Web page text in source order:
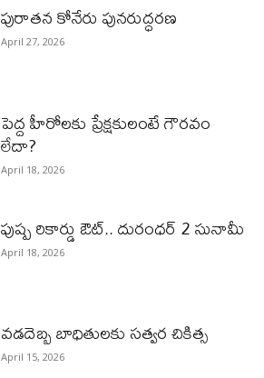
పురాత‌న కోనేరు పున‌రుద్ధ‌ర‌ణ
April 27, 2026
పెద్ద హీరోల‌కు ప్రేక్ష‌కులంటే గౌర‌వం
లేదా?
April 18, 2026
పుష్ప రికార్డు ఔట్‌.. దురంధ‌ర్ 2 సునామీ
April 18, 2026
వడదెబ్బ బాధితులకు సత్వర చికిత్స
April 15, 2026